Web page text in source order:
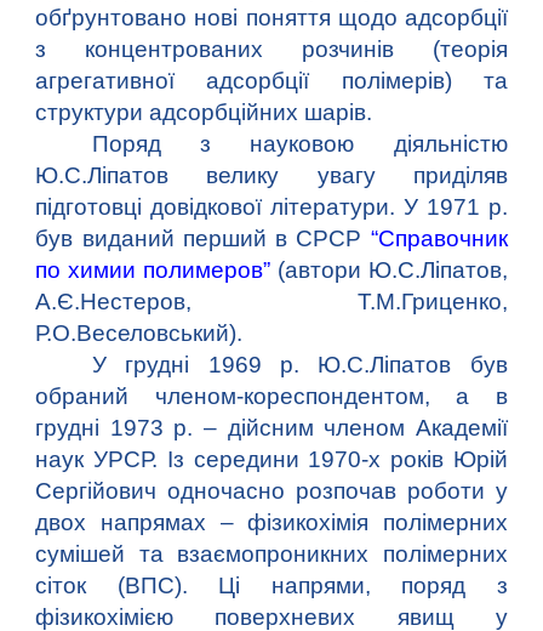
обґрунтовано нові поняття щодо адсорбції
з концентрованих розчинів (теорія
агрегативної адсорбції полімерів) та
структури адсорбційних шарів.
Поряд з науковою діяльністю
Ю.С.Ліпатов велику увагу приділяв
підготовці довідкової літератури. У 1971 р.
був виданий перший в СРСР “Справочник
по химии полимеров” (автори Ю.С.Ліпатов,
А.Є.Нестеров, Т.М.Гриценко,
Р.О.Веселовський).
У грудні 1969 р. Ю.С.Ліпатов був
обраний членом-кореспондентом, а в
грудні 1973 р. – дійсним членом Академії
наук УРСР. Із середини 1970-х років Юрій
Сергійович одночасно розпочав роботи у
двох напрямах – фізикохімія полімерних
сумішей та взаємопроникних полімерних
сіток (ВПС). Ці напрями, поряд з
фізикохімією поверхневих явищ у